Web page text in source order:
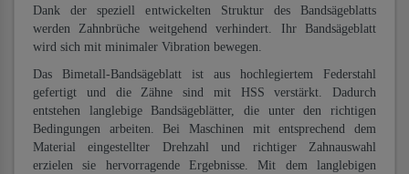
Dank der speziell entwickelten Struktur des Bandsägeblatts
werden Zahnbrüche weitgehend verhindert. Ihr Bandsägeblatt
wird sich mit minimaler Vibration bewegen.
Das Bimetall-Bandsägeblatt ist aus hochlegiertem Federstahl
gefertigt und die Zähne sind mit HSS verstärkt. Dadurch
entstehen langlebige Bandsägeblätter, die unter den richtigen
Bedingungen arbeiten. Bei Maschinen mit entsprechend dem
Material eingestellter Drehzahl und richtiger Zahnauswahl
erzielen sie hervorragende Ergebnisse. Mit dem langlebigen